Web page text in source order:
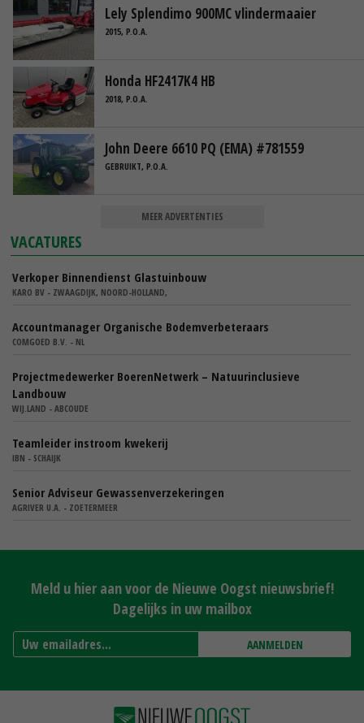
Lely Splendimo 900MC vlindermaaier
2015, P.O.A.
Honda HF2417K4 HB
2018, P.O.A.
John Deere 6610 PQ (EMA) #781559
GEBRUIKT, P.O.A.
MEER ADVERTENTIES
VACATURES
Verkoper Binnendienst Glastuinbouw
KARO BV - ZWAAGDIJK, NOORD-HOLLAND,
Accountmanager Organische Bodemverbeteraars
COMGOED B.V. - NL
Projectmedewerker BoerenNetwerk – Natuurinclusieve
Landbouw
WIJ.LAND - ABCOUDE
Teamleider instroom kwekerij
IBN - SCHAIJK
Senior Adviseur Gewassenverzekeringen
AGRIVER U.A. - ZOETERMEER
Meld u hier aan voor de Nieuwe Oogst nieuwsbrief!
Dagelijks in uw mailbox
AANMELDEN